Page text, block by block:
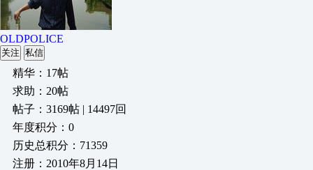
OLDPOLICE
关注 私信
精华：17帖
求助：20帖
帖子：3169帖 | 14497回
年度积分：0
历史总积分：71359
注册：2010年8月14日